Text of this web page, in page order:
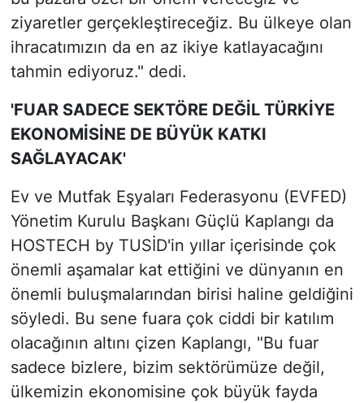
ziyaretler gerçekleştireceğiz. Bu ülkeye olan
ihracatımızın da en az ikiye katlayacağını
tahmin ediyoruz." dedi.
'FUAR SADECE SEKTÖRE DEĞİL TÜRKİYE
EKONOMİSİNE DE BÜYÜK KATKI
SAĞLAYACAK'
Ev ve Mutfak Eşyaları Federasyonu (EVFED)
Yönetim Kurulu Başkanı Güçlü Kaplangı da
HOSTECH by TUSİD'in yıllar içerisinde çok
önemli aşamalar kat ettiğini ve dünyanın en
önemli buluşmalarından birisi haline geldiğini
söyledi. Bu sene fuara çok ciddi bir katılım
olacağının altını çizen Kaplangı, "Bu fuar
sadece bizlere, bizim sektörümüze değil,
ülkemizin ekonomisine çok büyük fayda